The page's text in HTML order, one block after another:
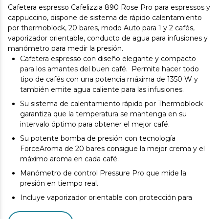
Cafetera espresso Cafelizzia 890 Rose Pro para espressos y
cappuccino, dispone de sistema de rápido calentamiento
por thermoblock, 20 bares, modo Auto para 1 y 2 cafés,
vaporizador orientable, conducto de agua para infusiones y
manómetro para medir la presión.
Cafetera espresso con diseño elegante y compacto
para los amantes del buen café. Permite hacer todo
tipo de cafés con una potencia máxima de 1350 W y
también emite agua caliente para las infusiones.
Su sistema de calentamiento rápido por Thermoblock
garantiza que la temperatura se mantenga en su
intervalo óptimo para obtener el mejor café.
Su potente bomba de presión con tecnología
ForceAroma de 20 bares consigue la mejor crema y el
máximo aroma en cada café.
Manómetro de control Pressure Pro que mide la
presión en tiempo real.
Incluye vaporizador orientable con protección para